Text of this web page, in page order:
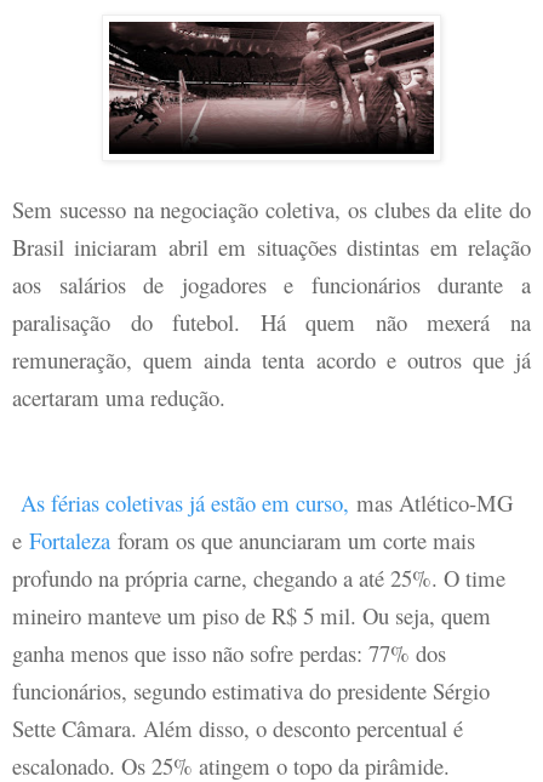
Sem sucesso na negociação coletiva, os clubes da elite do
Brasil iniciaram abril em situações distintas em relação
aos salários de jogadores e funcionários durante a
paralisação do futebol. Há quem não mexerá na
remuneração, quem ainda tenta acordo e outros que já
acertaram uma redução.
As férias coletivas já estão em curso, mas Atlético-MG
e Fortaleza foram os que anunciaram um corte mais
profundo na própria carne, chegando a até 25%. O time
mineiro manteve um piso de R$ 5 mil. Ou seja, quem
ganha menos que isso não sofre perdas: 77% dos
funcionários, segundo estimativa do presidente Sérgio
Sette Câmara. Além disso, o desconto percentual é
escalonado. Os 25% atingem o topo da pirâmide.